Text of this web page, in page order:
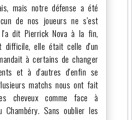
mais notre défense a été
de nos joueurs ne s'est
l'a dit Pierrick Nova à la fin,
difficile, elle était celle d'un
à certains de changer
et à d'autres d'enfin se
matchs nous ont fait
cheveux comme face à
Chambéry. Sans oublier les